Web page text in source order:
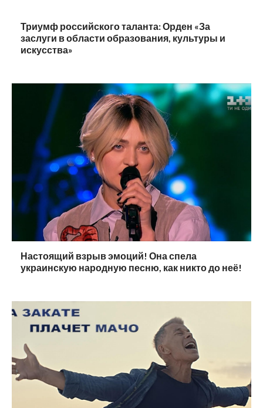
Триумф российского таланта: Орден «За
заслуги в области образования, культуры и
искусства»
Настоящий взрыв эмоций! Она спела
украинскую народную песню, как никто до неё!